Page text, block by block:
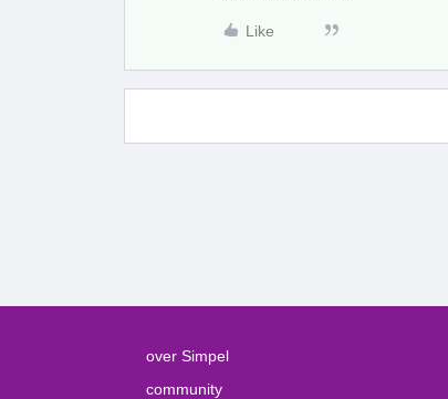
Like
over Simpel
community